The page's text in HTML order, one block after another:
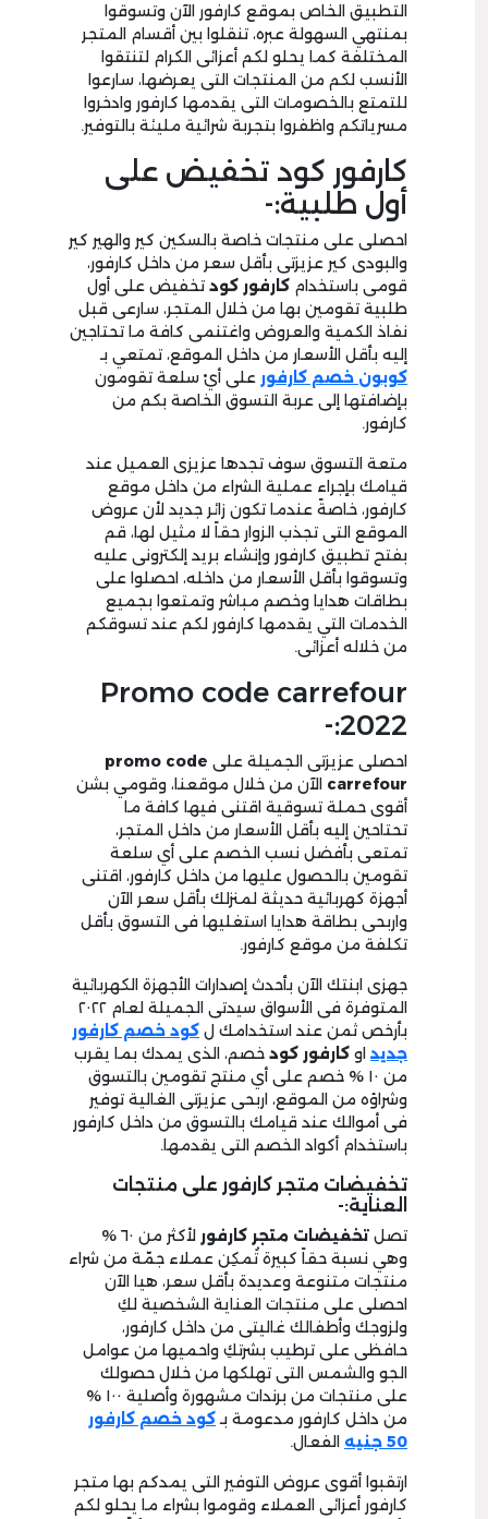
التطبيق الخاص بموقع كارفور الآن وتسوقوا
بمنتهي السهولة عبره، تنقلوا بين أقسام المتجر
المختلفة كما يحلو لكم أعزائى الكرام لتنتقوا
الأنسب لكم من المنتجات التى يعرضها، سارعوا
للتمتع بالخصومات التى يقدمها كارفور وادخروا
مسرياتكم واظفروا بتجربة شرائية مليئة بالتوفير.
كارفور كود تخفيض على
أول طلبية:-
احصلى على منتجات خاصة بالسكين كير والهير كير
والبودى كير عزيزتى بأقل سعر من داخل كارفور،
قومى باستخدام كارفور كود تخفيض على أول
طلبية تقومين بها من خلال المتجر، سارعى قبل
نفاذ الكمية والعروض واغتنمى كافة ما تحتاجين
إليه بأقل الأسعار من داخل الموقع، تمتعي بـ
كوبون خصم كارفور على أيْ سلعة تقومون
بإضافتها إلى عربة التسوق الخاصة بكم من
كارفور.
متعة التسوق سوف تجدها عزيزى العميل عند
قيامك بإجراء عملية الشراء من داخل موقع
كارفور، خاصةً عندما تكون زائر جديد لأن عروض
الموقع التى تجذب الزوار حقاً لا مثيل لها، قم
بفتح تطبيق كارفور وإنشاء بريد إلكترونى عليه
وتسوقوا بأقل الأسعار من داخله، احصلوا على
بطاقات هدايا وخصم مباشر وتمتعوا بجميع
الخدمات التي يقدمها كارفور لكم عند تسوقكم
من خلاله أعزائى.
Promo code carrefour
2022:-
احصلى عزيزتى الجميلة على promo code
carrefour الآن من خلال موقعنا، وقومي بشن
أقوى حملة تسوقية اقتنى فيها كافة ما
تحتاحين إليه بأقل الأسعار من داخل المتجر،
تمتعى بأفضل نسب الخصم على أي سلعة
تقومين بالحصول عليها من داخل كارفور، اقتنى
أجهزة كهربائية حديثة لمنزلك بأقل سعر الآن
واربحى بطاقة هدايا استغليها فى التسوق بأقل
تكلفة من موقع كارفور.
جهزى ابنتك الآن بأحدث إصدارات الأجهزة الكهربائية
المتوفرة فى الأسواق سيدتى الجميلة لعام ٢٠٢٢
بأرخص ثمن عند استخدامك ل كود خصم كارفور
جديد او كارفور كود خصم، الذى يمدك بما يقرب
من ١٠ % خصم على أي منتج تقومين بالتسوق
وشراؤه من الموقع، اربحى عزيزتى الغالية توفير
فى أموالك عند قيامك بالتسوق من داخل كارفور
باستخدام أكواد الخصم التى يقدمها.
تخفيضات متجر كارفور على منتجات
العناية:-
تصل تخفيضات متجر كارفور
لأكثر من ٦٠ %
وهي نسبة حقاً كبيرة تُمكِن عملاء جمّة من شراء
منتجات متنوعة وعديدة بأقل سعر، هيا الآن
احصلى على منتجات العناية الشخصية لكِ
ولزوجك وأطفالك غاليتى من داخل كارفور،
حافظى على ترطيب بشرتكِ واحميها من عوامل
الجو والشمس التى تهلكها من خلال حصولك
على منتجات من برندات مشهورة وأصلية ١٠٠ %
من داخل كارفور مدعومة بـكود خصم كارفور
50 جنيه
الفعال.
ارتقبوا أقوى عروض التوفير التى يمدكم بها متجر
كارفور أعزائى العملاء وقوموا بشراء ما يحلو لكم